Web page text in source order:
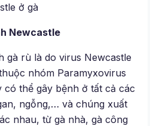
ở gà
Newcastle
gà rù là do virus Newcastle
nhóm Paramyxovirus
có thể gây bệnh ở tất cả các
ngỗng,… và chúng xuất
nhau, từ gà nhà, gà công